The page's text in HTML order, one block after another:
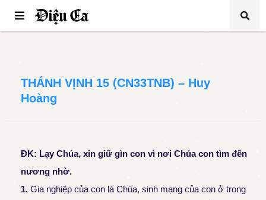
THÁNH VỊNH 15 (CN33TNB) – Huy
Hoàng
ĐK: Lạy Chúa, xin giữ gìn con vì nơi Chúa con tìm đến
nương nhờ.
1. Gia nghiệp của con là Chúa, sinh mạng của con ở trong